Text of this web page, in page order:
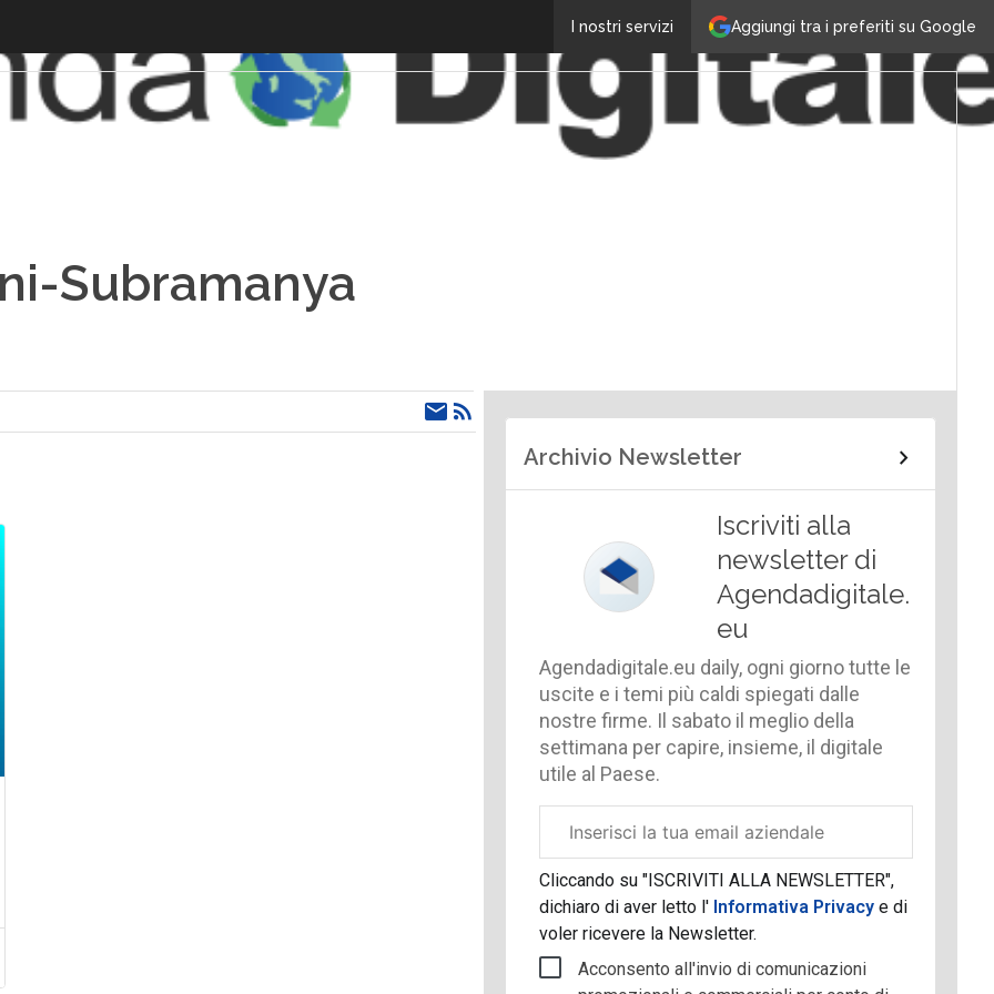
Aggiungi tra i preferiti su Google
I nostri servizi
Subramanya
Archivio Newsletter
Iscriviti alla
newsletter di
Agendadigitale.
eu
Agendadigitale.eu daily, ogni giorno tutte le
uscite e i temi più caldi spiegati dalle
nostre firme. Il sabato il meglio della
settimana per capire, insieme, il digitale
utile al Paese.
aziendale
Cliccando su "ISCRIVITI ALLA NEWSLETTER",
dichiaro di aver letto l' Informativa Privacye di
voler ricevere la Newsletter.
Acconsento all'invio di comunicazioni